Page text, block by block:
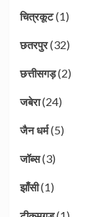
चित्रकूट(1)
छतरपुर(32)
छत्तीसगड़(2)
जबेरा(24)
जैन धर्म(5)
जॉब्स(3)
झाँसी(1)